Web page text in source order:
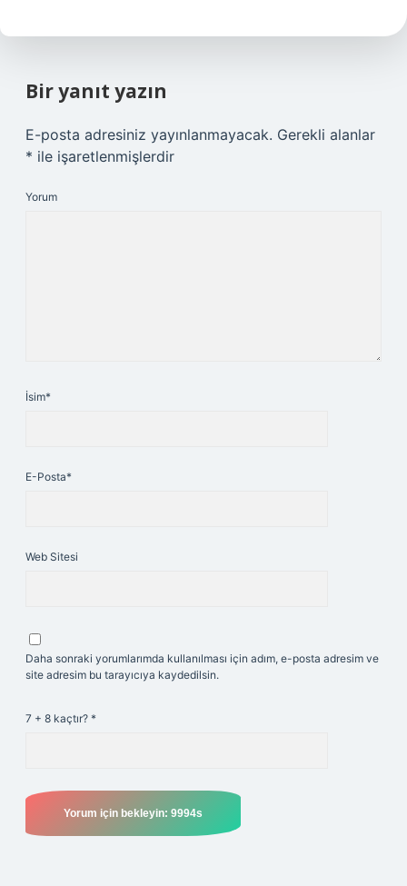
Bir yanıt yazın
E-posta adresiniz yayınlanmayacak. Gerekli alanlar
* ile işaretlenmişlerdir
Yorum
İsim*
E-Posta*
Web Sitesi
Daha sonraki yorumlarımda kullanılması için adım, e-posta adresim ve
site adresim bu tarayıcıya kaydedilsin.
7 + 8 kaçtır? *